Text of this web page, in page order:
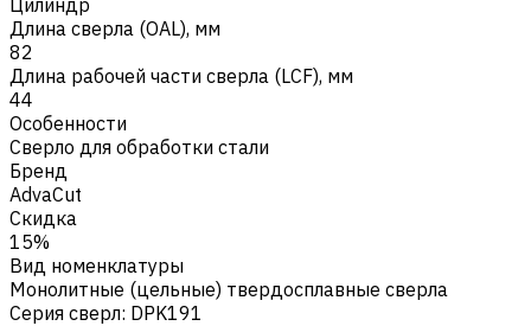
Длина сверла (OAL), мм
82
Длина рабочей части сверла (LCF), мм
44
Особенности
Сверло для обработки стали
Бренд
AdvaCut
Скидка
15%
Вид номенклатуры
Монолитные (цельные) твердосплавные сверла
Серия сверл: DPK191